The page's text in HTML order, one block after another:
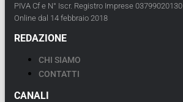
PIVA Cf e N° Iscr. Registro Imprese 03799020130
Online dal 14 febbraio 2018
REDAZIONE
CHI SIAMO
CONTATTI
CANALI